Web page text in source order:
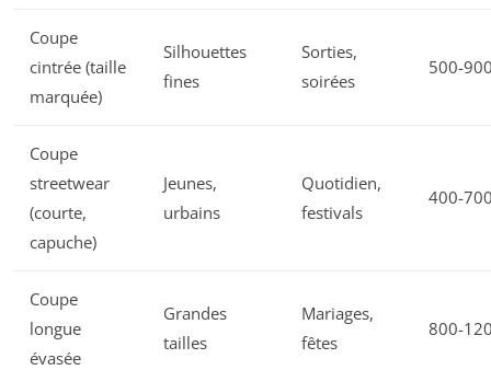
Coupe
cintrée (taille
marquée)
Silhouettes
fines
Sorties,
soirées
500-
Coupe
streetwear
(courte,
capuche)
Jeunes,
urbains
Quotidien,
festivals
400-
Coupe
longue
évasée
Grandes
tailles
Mariages,
fêtes
800-